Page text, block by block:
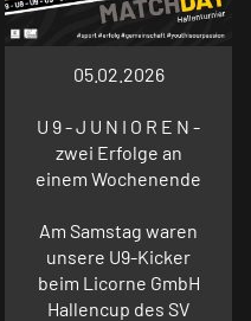
05.02.2026
U 9 - J U N I O R E N -
zwei Erfolge an
einem Wochenende
Am Samstag waren
unsere U9-Kicker
beim Licorne GmbH
Hallencup des SV